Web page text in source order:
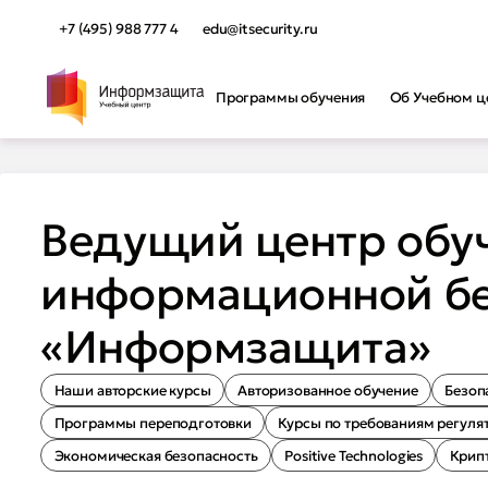
+7 (495) 988 777 4 edu@itsecurity.ru
Программы обучения Об Учебном
Программы обучения
Не знаете, какую программу
выбрать? Мы поможем вам
определиться.
Подобрать обучение
Наши
Ведущий центр
информационной
«Информзащита»
Наши авторские курсы Авторизованное обучение
Программы переподготовки
Курсы по требованиям
Экономическая безопасность
Positive Technologies